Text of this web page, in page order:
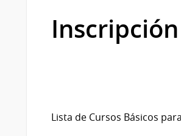
Lista de Cursos Básicos